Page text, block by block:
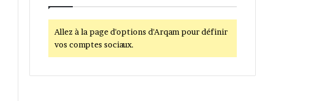
Allez à la page d'options d'Arqam pour définir
vos comptes sociaux.